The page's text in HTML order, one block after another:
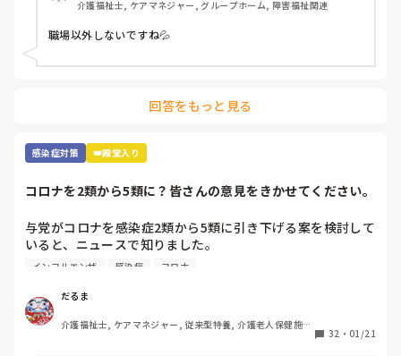
介護福祉士, ケアマネジャー, グループホーム, 障害福祉関連
職場以外しないですね💦
回答をもっと見る
感染症対策 👑殿堂入り
コロナを2類から5類に？皆さんの意見をきかせてください。
与党がコロナを感染症2類から5類に引き下げる案を検討して
いると、ニュースで知りました。
季節性インフルエンザと同じ扱いになるということですが、
季節を問わず流行しますし、罹患しても治療薬がないので、
今よりも感染対策が緩和されるかもしれないことに不安しか
ありません。
インフルエンザ 感染症 コロナ
だるま
介護福祉士, ケアマネジャー, 従来型特養, 介護老人保健施
32 ・ 01/21